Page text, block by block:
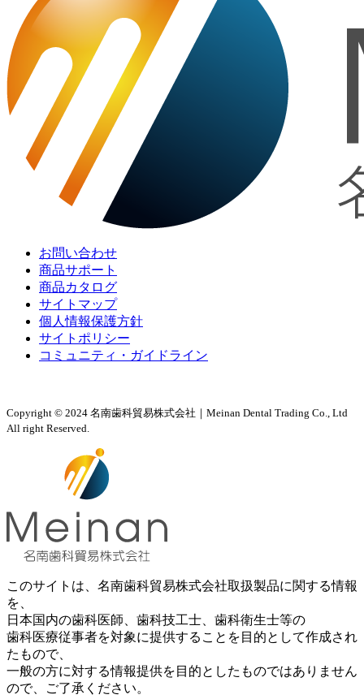
お問い合わせ
商品サポート
商品カタログ
サイトマップ
個人情報保護方針
サイトポリシー
コミュニティ・ガイドライン
Copyright © 2024 名南歯科貿易株式会社｜Meinan Dental Trading Co., Ltd
All right Reserved.
このサイトは、名南歯科貿易株式会社取扱製品に関する情報
を、
日本国内の歯科医師、歯科技工士、歯科衛生士等の
歯科医療従事者を対象に提供することを目的として作成され
たもので、
一般の方に対する情報提供を目的としたものではありません
ので、ご了承ください。